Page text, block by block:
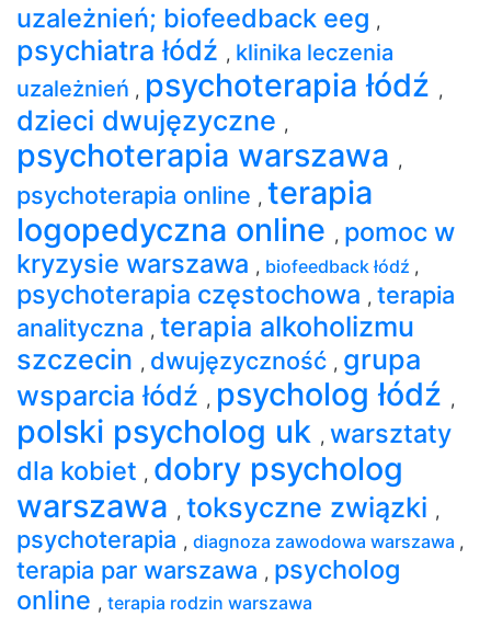
uzależnień; biofeedback eeg ,
psychiatra łódź , klinika leczenia
uzależnień , psychoterapia łódź ,
dzieci dwujęzyczne ,
psychoterapia warszawa ,
psychoterapia online , terapia
logopedyczna online , pomoc w
kryzysie warszawa , biofeedback łódź ,
psychoterapia częstochowa , terapia
analityczna , terapia alkoholizmu
szczecin , dwujęzyczność , grupa
wsparcia łódź , psycholog łódź ,
polski psycholog uk , warsztaty
dla kobiet , dobry psycholog
warszawa , toksyczne związki ,
psychoterapia , diagnoza zawodowa warszawa ,
terapia par warszawa , psycholog
online , terapia rodzin warszawa